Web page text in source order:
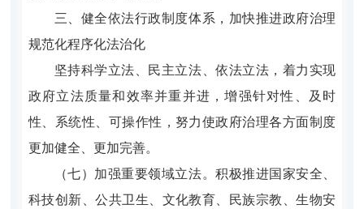
三、健全依法行政制度体系，加快推进政府治理
规范化程序化法治化
坚持科学立法、民主立法、依法立法，着力实现
政府立法质量和效率并重并进，增强针对性、及时
性、系统性、可操作性，努力使政府治理各方面制度
更加健全、更加完善。
（七）加强重要领域立法。积极推进国家安全、
科技创新、公共卫生、文化教育、民族宗教、生物安